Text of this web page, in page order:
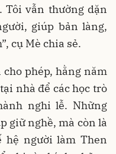
Tôi vẫn thường dặn
giúp bản làng,
cụ Mè chia sẻ.
phép, hằng năm
nhà để các học trò
nghi lễ. Những
giữ nghề, mà còn là
hệ người làm Then